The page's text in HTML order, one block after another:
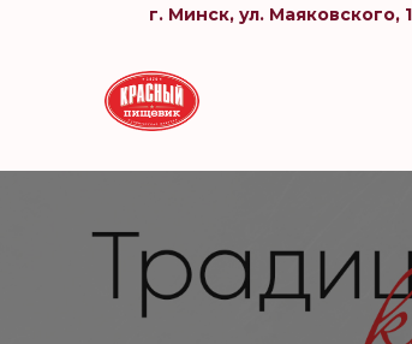
г. Минск, ул. Маяковского,